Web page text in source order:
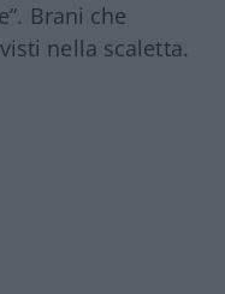
Brani che
nella scaletta.